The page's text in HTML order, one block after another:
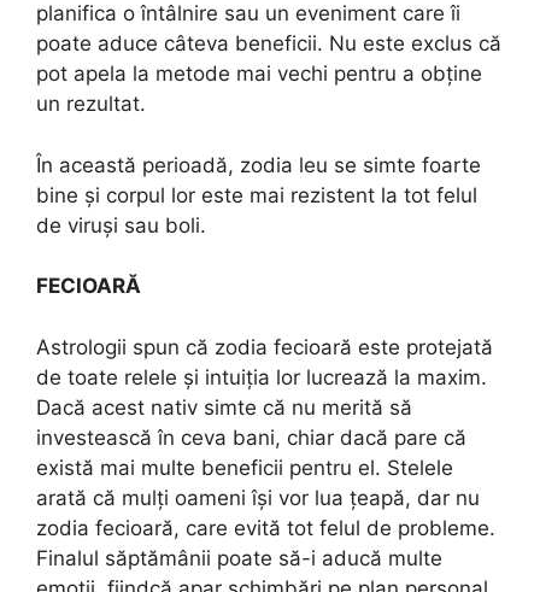
planifica o întâlnire sau un eveniment care îi
poate aduce câteva beneficii. Nu este exclus că
pot apela la metode mai vechi pentru a obține
un rezultat.
În această perioadă, zodia leu se simte foarte
bine și corpul lor este mai rezistent la tot felul
de viruși sau boli.
FECIOARĂ
Astrologii spun că zodia fecioară este protejată
de toate relele și intuiția lor lucrează la maxim.
Dacă acest nativ simte că nu merită să
investească în ceva bani, chiar dacă pare că
există mai multe beneficii pentru el. Stelele
arată că mulți oameni își vor lua țeapă, dar nu
zodia fecioară, care evită tot felul de probleme.
Finalul săptămânii poate să-i aducă multe